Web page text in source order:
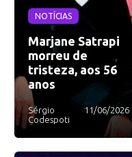
NOTÍCIAS
Marjane Satrapi
morreu de
tristeza, aos 56
anos
Sérgio
Codespoti
11/06/2026